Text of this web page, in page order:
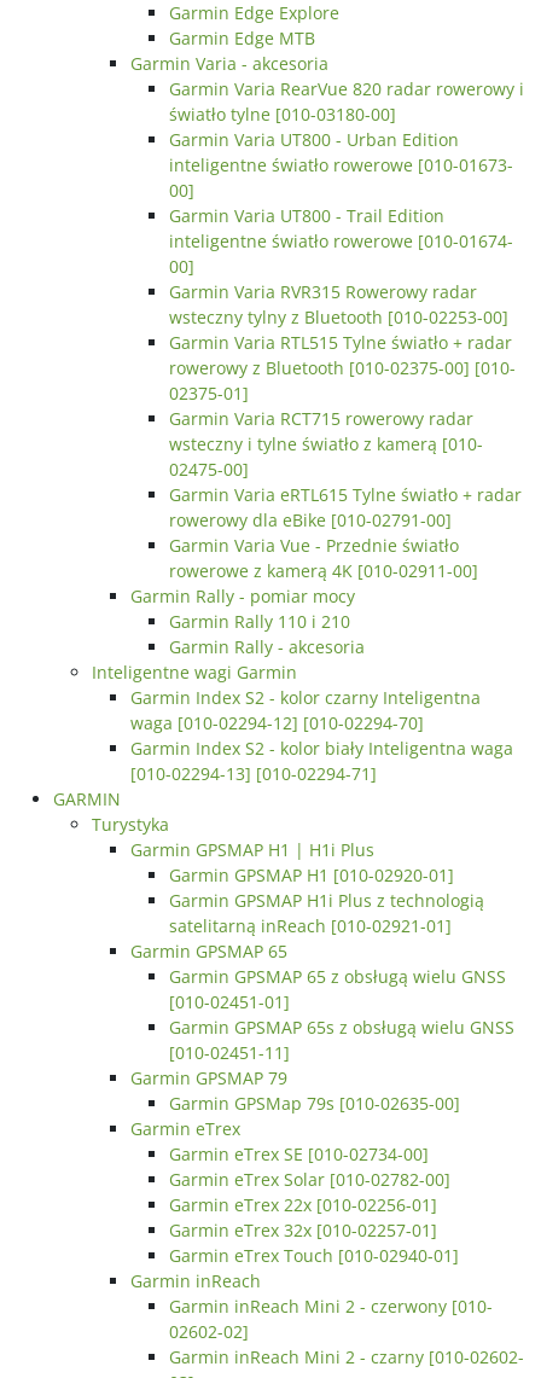
Garmin Edge Explore
Garmin Edge MTB
Garmin Varia - akcesoria
Garmin Varia RearVue 820 radar rowerowy i
światło tylne [010-03180-00]
Garmin Varia UT800 - Urban Edition
inteligentne światło rowerowe [010-01673-
00]
Garmin Varia UT800 - Trail Edition
inteligentne światło rowerowe [010-01674-
00]
Garmin Varia RVR315 Rowerowy radar
wsteczny tylny z Bluetooth [010-02253-00]
Garmin Varia RTL515 Tylne światło + radar
rowerowy z Bluetooth [010-02375-00] [010-
02375-01]
Garmin Varia RCT715 rowerowy radar
wsteczny i tylne światło z kamerą [010-
02475-00]
Garmin Varia eRTL615 Tylne światło + radar
rowerowy dla eBike [010-02791-00]
Garmin Varia Vue - Przednie światło
rowerowe z kamerą 4K [010-02911-00]
Garmin Rally - pomiar mocy
Garmin Rally 110 i 210
Garmin Rally - akcesoria
Inteligentne wagi Garmin
Garmin Index S2 - kolor czarny Inteligentna
waga [010-02294-12] [010-02294-70]
Garmin Index S2 - kolor biały Inteligentna waga
[010-02294-13] [010-02294-71]
GARMIN
Turystyka
Garmin GPSMAP H1 | H1i Plus
Garmin GPSMAP H1 [010-02920-01]
Garmin GPSMAP H1i Plus z technologią
satelitarną inReach [010-02921-01]
Garmin GPSMAP 65
Garmin GPSMAP 65 z obsługą wielu GNSS
[010-02451-01]
Garmin GPSMAP 65s z obsługą wielu GNSS
[010-02451-11]
Garmin GPSMAP 79
Garmin GPSMap 79s [010-02635-00]
Garmin eTrex
Garmin eTrex SE [010-02734-00]
Garmin eTrex Solar [010-02782-00]
Garmin eTrex 22x [010-02256-01]
Garmin eTrex 32x [010-02257-01]
Garmin eTrex Touch [010-02940-01]
Garmin inReach
Garmin inReach Mini 2 - czerwony [010-
02602-02]
Garmin inReach Mini 2 - czarny [010-02602-